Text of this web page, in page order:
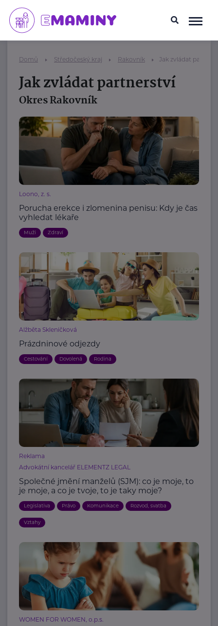
Domů Středočeský kraj Rakovník Jak zvládat
Jak zvládat partnerství
Okres Rakovník
Loono, z. s.
Porucha erekce i zlomenina penisu: Kdy je čas
vyhledat lékaře
Muži Zdraví
Alžběta Skleničková
Prázdninové odjezdy
Cestování Dovolená Rodina
Reklama
Advokátní kancelář ELEMENTZ LEGAL
Společné jmění manželů (SJM): co je moje, to
je moje, a co je tvoje, to je taky moje?
Legislativa Právo Komunikace Rozvod, svatba
Vztahy
WOMEN FOR WOMEN, o.p.s.